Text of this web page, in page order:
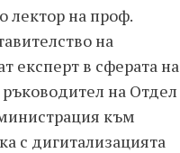
лектор на проф.
на
експерт в сферата на
на Отдел
към
с дигитализацията